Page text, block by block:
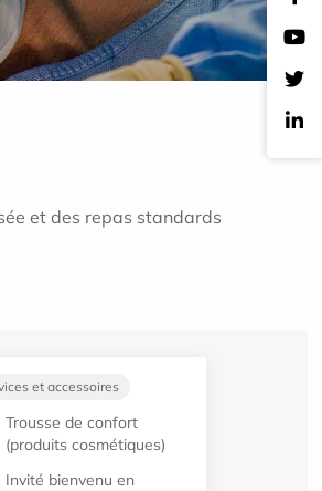
et des repas standards
et accessoires
Trousse de confort
(produits cosmétiques)
Invité bienvenu en